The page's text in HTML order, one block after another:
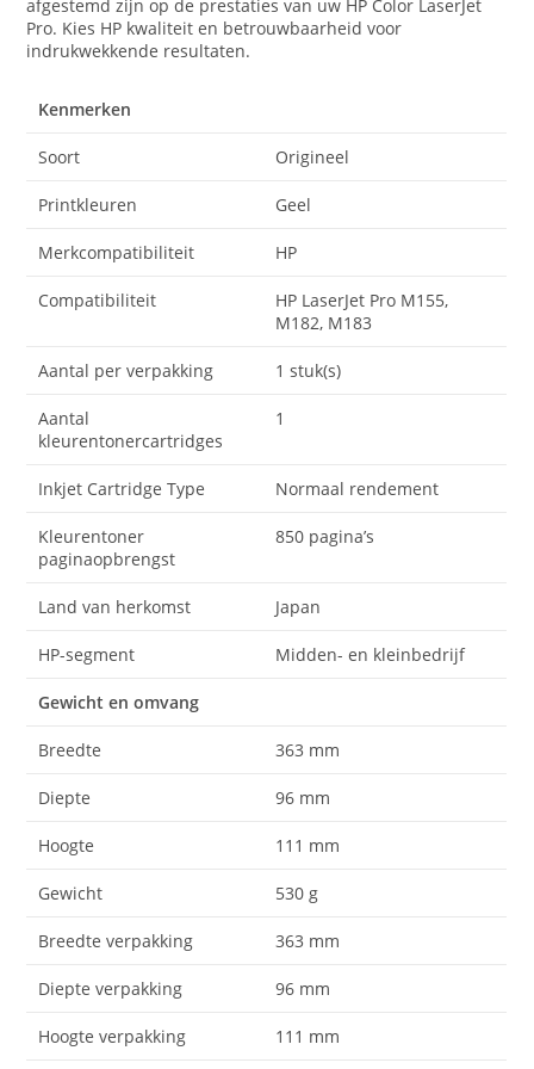
afgestemd zijn op de prestaties van uw HP Color LaserJet
Pro. Kies HP kwaliteit en betrouwbaarheid voor
indrukwekkende resultaten.
Kenmerken
Soort Origineel
Printkleuren Geel
Merkcompatibiliteit HP
Compatibiliteit
HP LaserJet Pro M155,
M182, M183
Aantal per verpakking 1 stuk(s)
Aantal
kleurentonercartridges
1
Inkjet Cartridge Type Normaal rendement
Kleurentoner
paginaopbrengst
850 pagina’s
Land van herkomst Japan
HP-segment Midden- en kleinbedrijf
Gewicht en omvang
Breedte 363 mm
Diepte 96 mm
Hoogte 111 mm
Gewicht 530 g
Breedte verpakking 363 mm
Diepte verpakking 96 mm
Hoogte verpakking 111 mm